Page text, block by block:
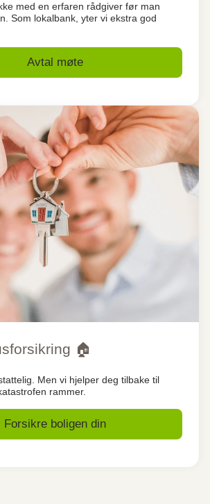
med en erfaren rådgiver før man
Som lokalbank, yter vi ekstra god
Avtal møte
🏠
Men vi hjelper deg tilbake til
rammer.
Forsikre boligen din